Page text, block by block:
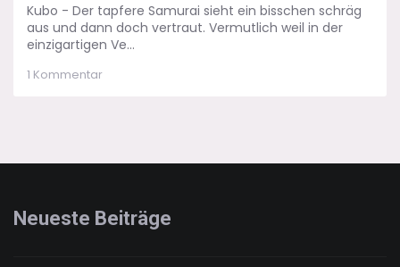
Kubo - Der tapfere Samurai sieht ein bisschen schräg
aus und dann doch vertraut. Vermutlich weil in der
einzigartigen Ve...
1 Kommentarzu
Neueste Beiträge